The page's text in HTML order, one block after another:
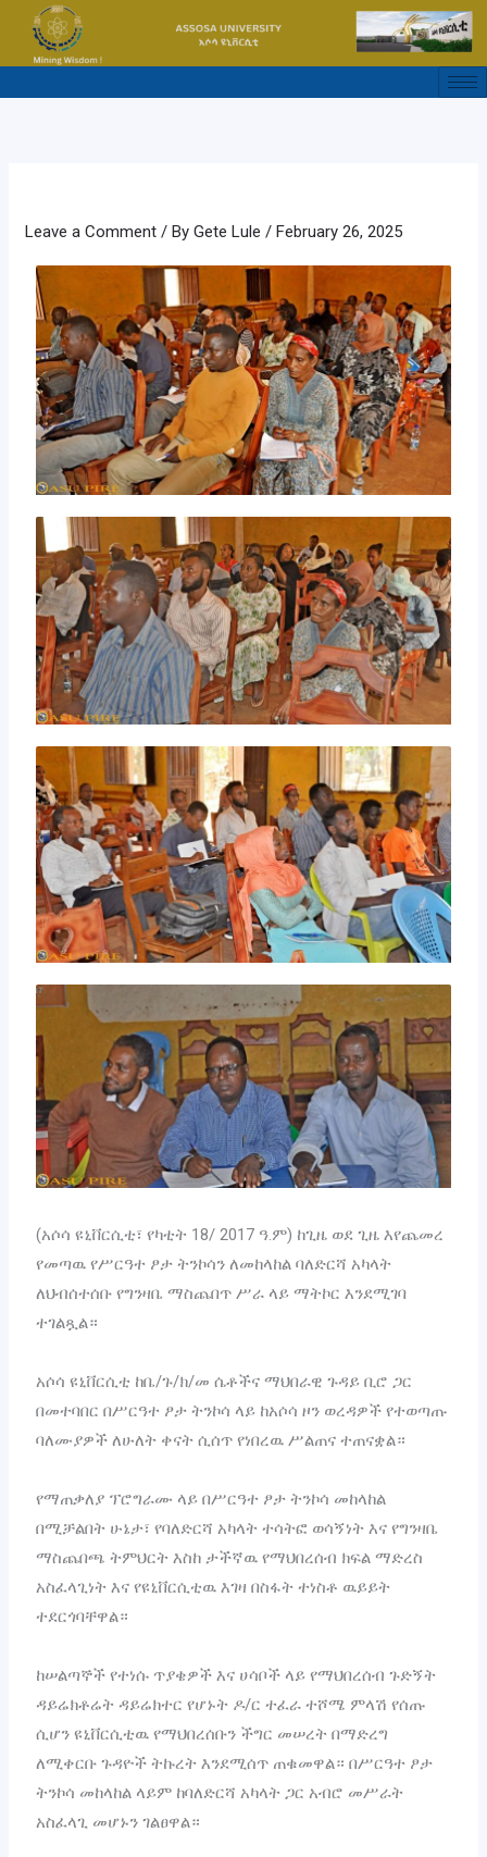
content
Leave a Comment / ByGete Lule/February 26, 2025
(አሶሳ ዩኒቨርሲቲ፣ የካቲት 18/ 2017 ዓ.ም) ከጊዜ ወደ ጊዜ እየጨመረ
የመጣዉ የሥርዓተ ፆታ ትንኮሳን ለመከላከል ባለድርሻ አካላት
ለህብሰተሰቡ የግንዛቤ ማስጨበጥ ሥራ ላይ ማትኮር እንደሚገባ
ተገልጿል።
አሶሳ ዩኒቨርሲቲ ከቤ/ጉ/ክ/መ ሴቶችና ማህበራዊ ጉዳይ ቢሮ ጋር
በመተባበር በሥርዓተ ፆታ ትንኮሳ ላይ ከአሶሳ ዞን ወረዳዎች የተወጣጡ
ባለሙያዎች ለሁለት ቀናት ሲሰጥ የነበረዉ ሥልጠና ተጠናቋል።
የማጠቃለያ ፕሮግራሙ ላይ በሥርዓተ ፆታ ትንኮሳ መከላከል
በሚቻልበት ሁኔታ፣ የባለድርሻ አካላት ተሳትፎ ወሳኝነት እና የግንዛቤ
ማስጨበጫ ትምህርት እስከ ታችኛዉ የማህበረሰብ ክፍል ማድረስ
አስፈላጊነት እና የዩኒቨርሲቲዉ እገዛ በስፋት ተነስቶ ዉይይት
ተደርጎባቸዋል።
ከሠልጣኞች የተነሱ ጥያቄዎች እና ሀሳቦች ላይ የማህበረሰብ ጉድኝት
ዳይሬክቶሬት ዳይሬክተር የሆኑት ዶ/ር ተፈራ ተሾሜ ምላሽ የሰጡ
ሲሆን ዩኒቨርሲቲዉ የማህበረሰቡን ችግር መሠረት በማድረግ
ለሚቀርቡ ጉዳዮች ትኩረት እንደሚሰጥ ጠቁመዋል። በሥርዓተ ፆታ
ትንኮሳ መከላከል ላይም ከባለድርሻ አካላት ጋር አብሮ መሥራት
አስፈላጊ መሆኑን ገልፀዋል።